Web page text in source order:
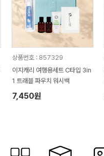
상품번호 : 857329
이지캐리 여행용세트 C타입 3in
1 트래블 파우치 워시백
7,450원